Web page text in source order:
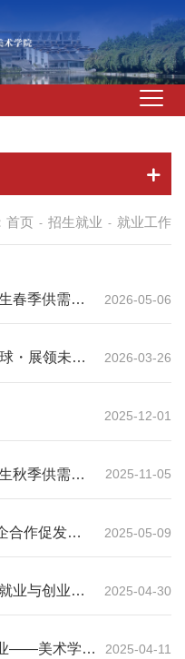
首页 - 招生就业 - 就业工作
春季供需见
2026-05-06
・展领未
2026-03-26
2025-12-01
秋季供需见
2025-11-05
合作促发展
2025-05-09
业与创业工
2025-04-30
——美术学院
2025-04-11